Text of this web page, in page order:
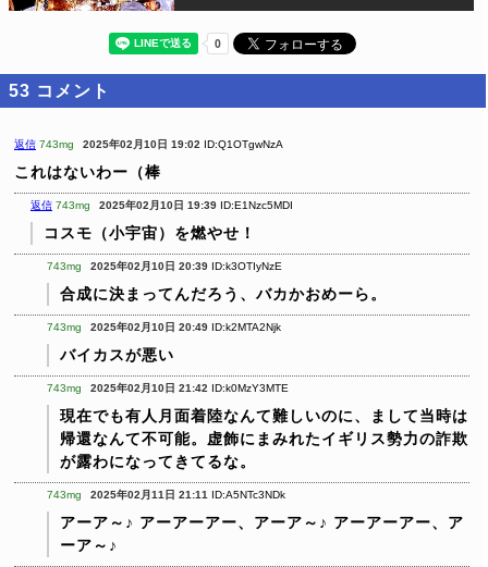
53 コメント
返信 743mg 2025年02月10日 19:02 ID:Q1OTgwNzA
これはないわー（棒
返信 743mg 2025年02月10日 19:39 ID:E1Nzc5MDI
コスモ（小宇宙）を燃やせ！
743mg 2025年02月10日 20:39 ID:k3OTIyNzE
合成に決まってんだろう、バカかおめーら。
743mg 2025年02月10日 20:49 ID:k2MTA2Njk
バイカスが悪い
743mg 2025年02月10日 21:42 ID:k0MzY3MTE
現在でも有人月面着陸なんて難しいのに、まして当時は
帰還なんて不可能。虚飾にまみれたイギリス勢力の詐欺
が露わになってきてるな。
743mg 2025年02月11日 21:11 ID:A5NTc3NDk
アーア～♪ アーアーアー、アーア～♪ アーアーアー、ア
ーア～♪